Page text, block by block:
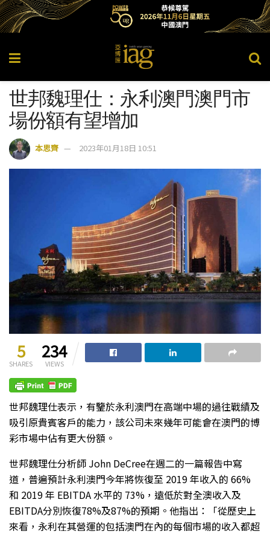
世邦魏理仕：永利澳門澳門市
場份額有望增加
本思齊 2023年01月18日 10:51
5
SHARES
234
VIEWS
世邦魏理仕表示，有鑒於永利澳門在高端中場的過往戰績及
吸引原貴賓客戶的能力，該公司未來幾年可能會在澳門的博
彩市場中佔有更大份額。
世邦魏理仕分析師 John DeCree在週二的一篇報告中寫
道，普遍預計永利澳門今年將恢復至 2019 年收入的 66%
和 2019 年 EBITDA 水平的 73%，遠低於對全澳收入及
EBITDA分別恢復78%及87%的預期。他指出：「從歷史上
來看，永利在其營運的包括澳門在內的每個市場的收入都超